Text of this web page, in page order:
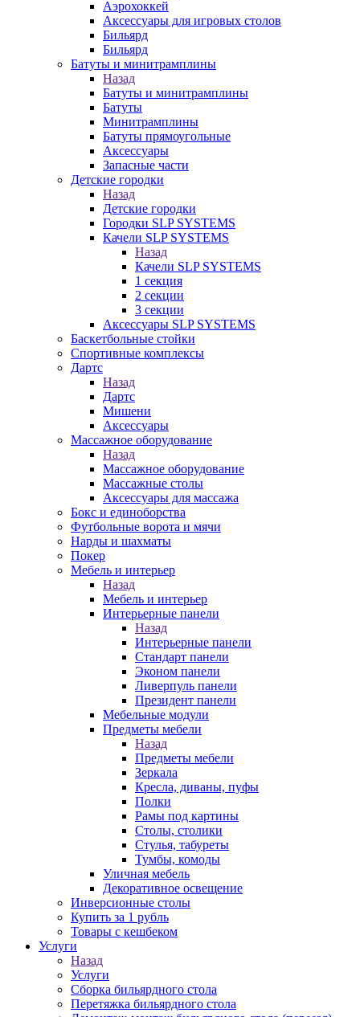
Аэрохоккей
Аксессуары для игровых столов
Бильяpд
Бильяpд
Батуты и минитрамплины
Назад
Батуты и минитрамплины
Батуты
Минитрамплины
Батуты прямоугольные
Аксессуары
Запасные части
Детские городки
Назад
Детские городки
Городки SLP SYSTEMS
Качели SLP SYSTEMS
Назад
Качели SLP SYSTEMS
1 секция
2 секции
3 секции
Аксессуары SLP SYSTEMS
Баскетбольные стойки
Спортивные комплексы
Дартс
Назад
Дартс
Мишени
Аксессуары
Массажное оборудование
Назад
Массажное оборудование
Массажные столы
Аксессуары для массажа
Бокс и единоборства
Футбольные ворота и мячи
Нарды и шахматы
Покер
Мебель и интерьер
Назад
Мебель и интерьер
Интерьерные панели
Назад
Интерьерные панели
Стандарт панели
Эконом панели
Ливерпуль панели
Президент панели
Мебельные модули
Предметы мебели
Назад
Предметы мебели
Зеркала
Кресла, диваны, пуфы
Полки
Рамы под картины
Столы, столики
Стулья, табуреты
Тумбы, комоды
Уличная мебель
Декоративное освещение
Инверсионные столы
Купить за 1 рубль
Товары с кешбеком
Услуги
Назад
Услуги
Сборка бильярдного стола
Перетяжка бильярдного стола